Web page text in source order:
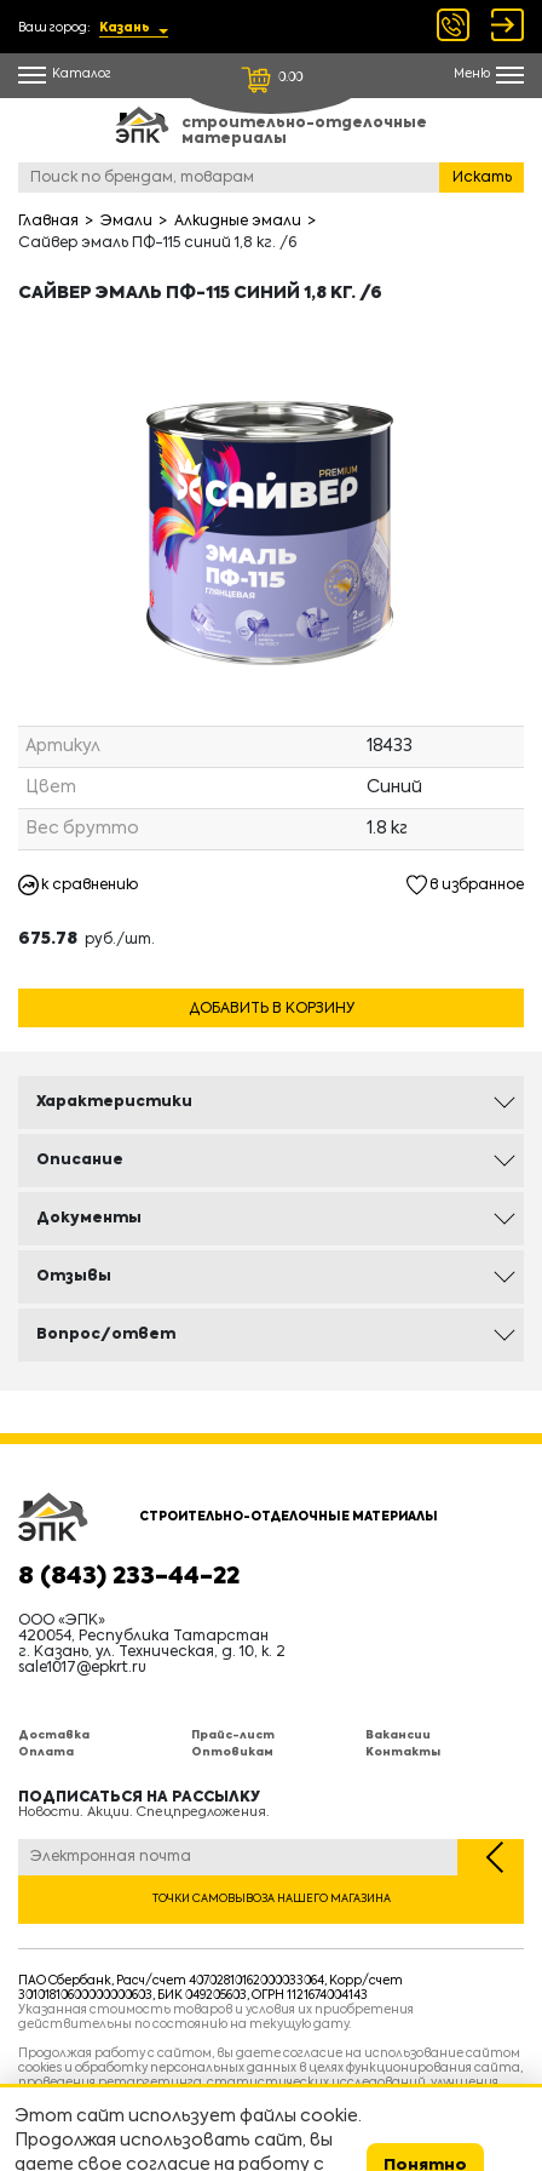
Ваш город: Казань
Каталог 0.00 Меню
строительно-отделочные
материалы
Искать
Главная Эмали
Алкидные эмали
Сайвер эмаль ПФ-115 синий 1,8 кг. /6
САЙВЕР ЭМАЛЬ ПФ-115 СИНИЙ 1,8 КГ. /6
Артикул 18433
Цвет Синий
Вес брутто 1.8 кг
к сравнению в избранное
675.78 руб./шт.
ДОБАВИТЬ В КОРЗИНУ
Характеристики
Описание
Документы
Отзывы
Вопрос/ответ
СТРОИТЕЛЬНО-ОТДЕЛОЧНЫЕ МАТЕРИАЛЫ
8 (843) 233-44-22
ООО «ЭПК»
420054, Республика Татарстан
г. Казань, ул. Техническая, д. 10, к. 2
sale1017@epkrt.ru
Доставка
Оплата
Прайс-лист
Оптовикам
Вакансии
Контакты
ПОДПИСАТЬСЯ НА РАССЫЛКУ
Новости. Акции. Спецпредложения.
ТОЧКИ САМОВЫВОЗА НАШЕГО МАГАЗИНА
ПАО Сбербанк, Расч/счет 40702810162000033064, Корр/счет
30101810600000000603, БИК 049205603, ОГРН 1121674004143
Указанная стоимость товаров и условия их приобретения
действительны по состоянию на текущую дату.
Продолжая работу с сайтом, вы даете согласие на использование сайтом
cookies и обработку персональных данных в целях функционирования сайта,
проведения ретаргетинга, статистических исследований, улучшения
ваших предпочтений и интересов.
Политика конфиденциальности
Условия пользовательского соглашения
Условия продажи
Этот сайт использует файлы cookie.
Продолжая использовать сайт, вы
даете свое согласие на работу с
Понятно